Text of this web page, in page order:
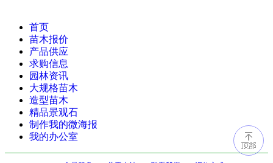
首页
苗木报价
产品供应
求购信息
园林资讯
大规格苗木
造型苗木
精品景观石
制作我的微海报
我的办公室